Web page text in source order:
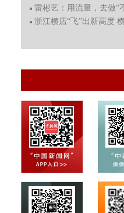
雷彬艺：用流量，去做“
浙江横店“飞”出新高度